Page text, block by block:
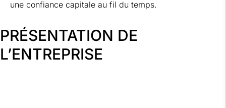
une confiance capitale au fil du temps.
PRÉSENTATION DE
L’ENTREPRISE